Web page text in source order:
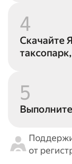
4
Скачайте
5
от